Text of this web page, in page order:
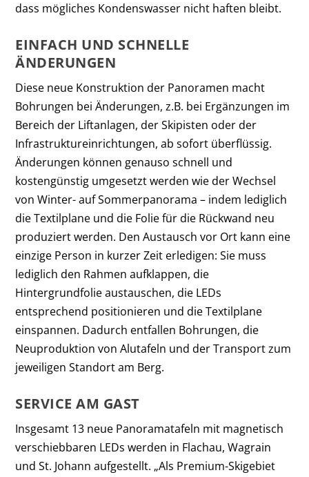
dass mögliches Kondenswasser nicht haften bleibt.
EINFACH UND SCHNELLE
ÄNDERUNGEN
Diese neue Konstruktion der Panoramen macht
Bohrungen bei Änderungen, z.B. bei Ergänzungen im
Bereich der Liftanlagen, der Skipisten oder der
Infrastruktureinrichtungen, ab sofort überflüssig.
Änderungen können genauso schnell und
kostengünstig umgesetzt werden wie der Wechsel
von Winter- auf Sommerpanorama – indem lediglich
die Textilplane und die Folie für die Rückwand neu
produziert werden. Den Austausch vor Ort kann eine
einzige Person in kurzer Zeit erledigen: Sie muss
lediglich den Rahmen aufklappen, die
Hintergrundfolie austauschen, die LEDs
entsprechend positionieren und die Textilplane
einspannen. Dadurch entfallen Bohrungen, die
Neuproduktion von Alutafeln und der Transport zum
jeweiligen Standort am Berg.
SERVICE AM GAST
Insgesamt 13 neue Panoramatafeln mit magnetisch
verschiebbaren LEDswerden in Flachau, Wagrain
und St. Johann aufgestellt. „Als Premium-Skigebiet